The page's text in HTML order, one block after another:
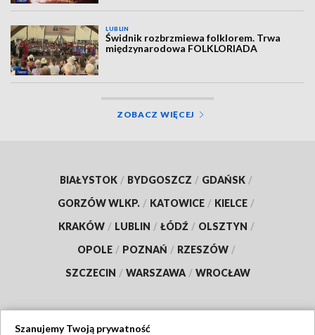
LUBLIN
Świdnik rozbrzmiewa folklorem. Trwa
międzynarodowa FOLKLORIADA
ZOBACZ WIĘCEJ
BIAŁYSTOK / BYDGOSZCZ / GDAŃSK /
GORZÓW WLKP. / KATOWICE / KIELCE /
KRAKÓW / LUBLIN / ŁÓDŹ / OLSZTYN /
OPOLE / POZNAŃ / RZESZÓW /
SZCZECIN / WARSZAWA / WROCŁAW
Szanujemy Twoją prywatność